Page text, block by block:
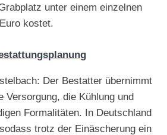
unter einem einzelnen
kostet.
Der Bestatter übernimmt
Versorgung, die Kühlung und
Formalitäten. In Deutschland
trotz der Einäscherung ein